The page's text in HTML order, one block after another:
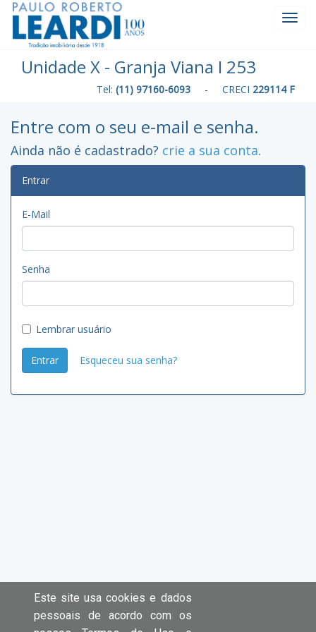
Unidade X - Granja Viana I 253
Tel: (11) 97160-6093 - CRECI 229114 F
Entre com o seu e-mail e senha.
Ainda não é cadastrado? crie a sua conta.
Entrar
E-Mail
Senha
Lembrar usuário
Entrar Esqueceu sua senha?
Este site usa cookies e dados
pessoais de acordo com os